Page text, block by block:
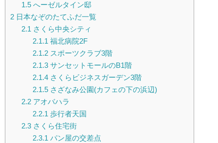
1.5へーゼルタイン邸
2 日本なぞのたてふだ一覧
2.1 さくら中央シティ
2.1.1 福北病院2F
2.1.2スポーツクラブ3階
2.1.3サンセットモールのB1階
2.1.4さくらビジネスガーデン3階
2.1.5さざなみ公園(カフェの下の浜辺)
2.2アオバハラ
2.2.1 歩行者天国
2.3さくら住宅街
2.3.1 パン屋の交差点